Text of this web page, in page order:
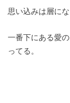
思い込みは層にな
一番下にある愛
ってる。